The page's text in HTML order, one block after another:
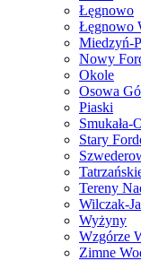
Łęgnowo
Łęgnowo
Miedzyń-
Nowy
Okole
Osowa
Piaski
Smukała-
Stary
Tereny
Wilczak-
Wyżyny
Wzgórze
Zimne